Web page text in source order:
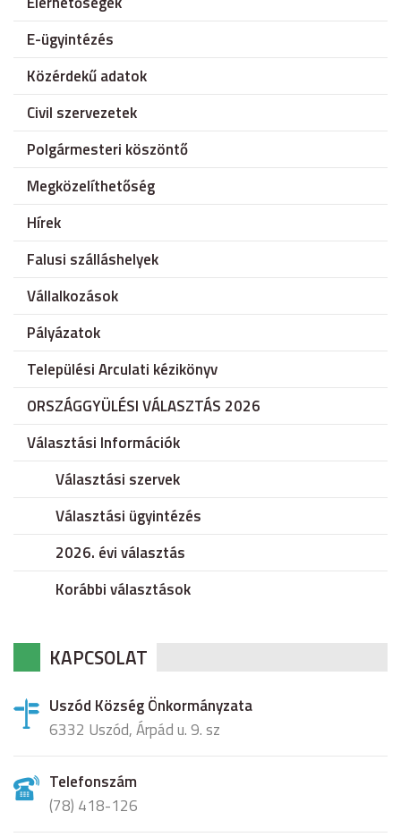
E-ügyintézés
Közérdekű adatok
Civil szervezetek
Polgármesteri köszöntő
Megközelíthetőség
Hírek
Falusi szálláshelyek
Vállalkozások
Pályázatok
Települési Arculati kézikönyv
ORSZÁGGYÜLÉSI VÁLASZTÁS 2026
Választási Információk
Választási szervek
Választási ügyintézés
2026. évi választás
Korábbi választások
KAPCSOLAT
Uszód Község Önkormányzata
6332 Uszód, Árpád u. 9. sz
Telefonszám
(78) 418-126